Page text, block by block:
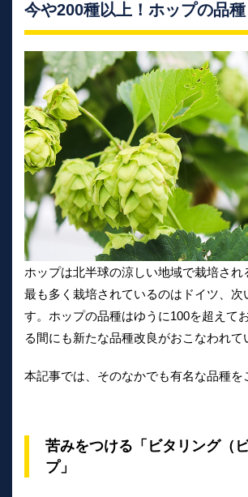
今や200種以上！ホップの品種
ホップは北半球の涼しい地域で栽培され
最も多く栽培されているのはドイツ、次
す。ホップの品種はゆうに100を超えて
る間にも新たな品種改良がおこなわれて
本記事では、そのなかでも有名な品種を
苦みをつける「ビタリング（
プ」